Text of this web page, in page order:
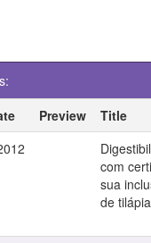
Preview Title
com
sua
de